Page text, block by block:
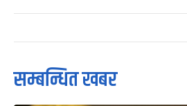
सम्बन्धित खबर